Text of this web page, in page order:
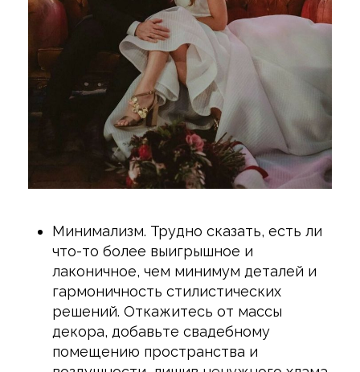
Минимализм. Трудно сказать, есть ли
что-то более выигрышное и
лаконичное, чем минимум деталей и
гармоничность стилистических
решений. Откажитесь от массы
декора, добавьте свадебному
помещению пространства и